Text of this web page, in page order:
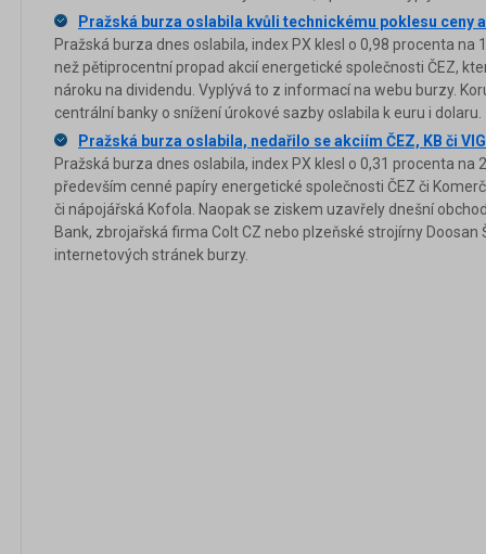
Pražská burza oslabila kvůli technickému poklesu ceny
Pražská burza dnes oslabila, index PX klesl o 0,98 procenta na
než pětiprocentní propad akcií energetické společnosti ČEZ,
nároku na dividendu. Vyplývá to z informací na webu burzy.
centrální banky o snížení úrokové sazby oslabila k euru i dolaru.
Pražská burza oslabila, nedařilo se akciím ČEZ, KB či VIG
Pražská burza dnes oslabila, index PX klesl o 0,31 procenta na
především cenné papíry energetické společnosti ČEZ či
či nápojářská Kofola. Naopak se ziskem uzavřely dnešní
Bank, zbrojařská firma Colt CZ nebo plzeňské strojírny Doosan
internetových stránek burzy.